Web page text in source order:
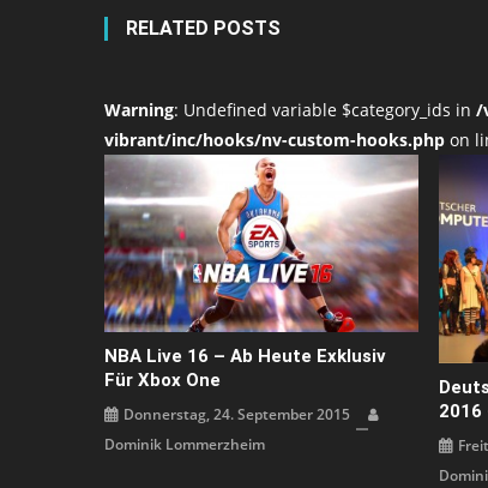
RELATED POSTS
Warning: Undefined variable $category_ids in /
vibrant/inc/hooks/nv-custom-hooks.php on
NBA Live 16 – Ab Heute Exklusiv
Für Xbox One
Donnerstag, 24. September 2015
Dominik Lommerzheim
2016